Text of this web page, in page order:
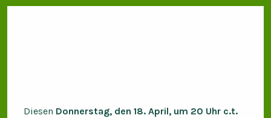
Diesen Donnerstag, den 18. April, um 20 Uhr c.t.